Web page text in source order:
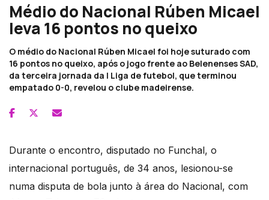
Médio do Nacional Rúben Micael
leva 16 pontos no queixo
O médio do Nacional Rúben Micael foi hoje suturado com
16 pontos no queixo, após o jogo frente ao Belenenses SAD,
da terceira jornada da I Liga de futebol, que terminou
empatado 0-0, revelou o clube madeirense.
Durante o encontro, disputado no Funchal, o
internacional português, de 34 anos, lesionou-se
numa disputa de bola junto à área do Nacional, com